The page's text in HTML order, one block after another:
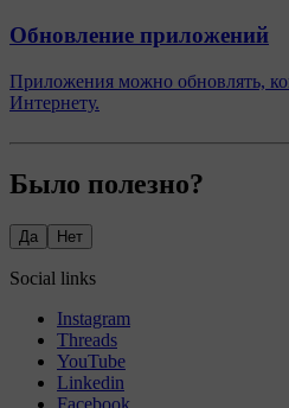
Обновление приложений
Приложения можно обновлять,
Интернету.
Было полезно?
Да Нет